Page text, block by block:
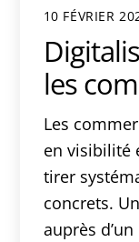
10 FÉVRIER
les
Les
en visibilité
tirer
concrets.
auprès